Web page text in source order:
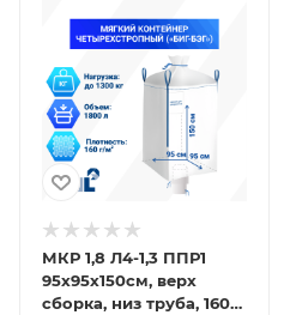
МКР 1,8 Л4-1,3 ППР1
95х95х150см, верх
сборка, низ труба, 160г/